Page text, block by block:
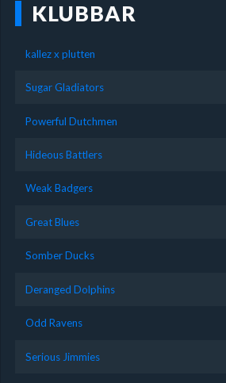
KLUBBAR
kallez x plutten
Sugar Gladiators
Powerful Dutchmen
Hideous Battlers
Weak Badgers
Great Blues
Somber Ducks
Deranged Dolphins
Odd Ravens
Serious Jimmies